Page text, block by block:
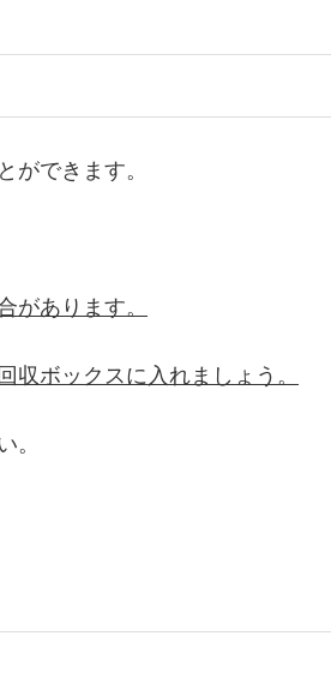
ができます。
があります。
ボックスに入れましょう。
。